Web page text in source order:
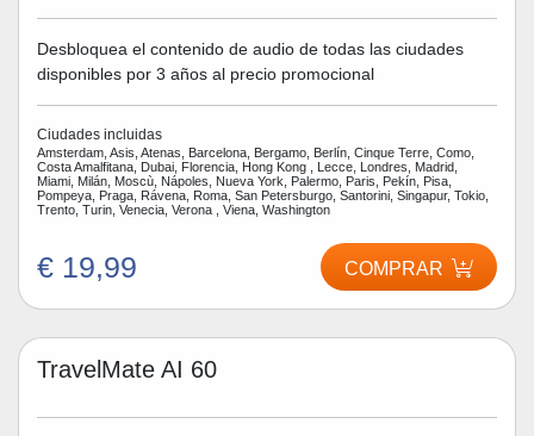
Desbloquea el contenido de audio de todas las ciudades
disponibles por 3 años al precio promocional
Ciudades incluidas
Amsterdam, Asis, Atenas, Barcelona, Bergamo, Berlín, Cinque Terre, Como,
Costa Amalfitana, Dubai, Florencia, Hong Kong , Lecce, Londres, Madrid,
Miami, Milán, Moscù, Nápoles, Nueva York, Palermo, Paris, Pekín, Pisa,
Pompeya, Praga, Rávena, Roma, San Petersburgo, Santorini, Singapur, Tokio,
Trento, Turin, Venecia, Verona , Viena, Washington
€ 19,99 COMPRAR
TravelMate AI 60